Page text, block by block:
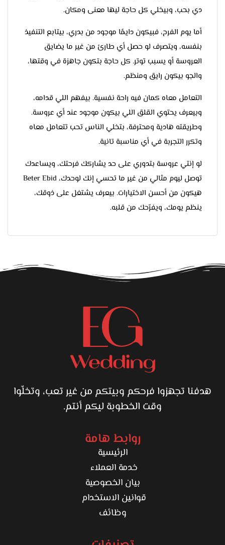
دي بحب، وبيخلي كل حاجة ليها معنى ومكان.
أما يوم الفرح، فبيكون دايمًا موجود من بدري، بيتابع التنفيذ
بنفسه، ويتصرف لو حصل أي طارئ من غير ما يضايق
العروسة أو يسبب توتر. كل حاجة بتكون جاهزة في وقتها،
والجو بيكون رايق ومنظم.
التعامل معاه كمان فيه راحة نفسية. بيفهم اللي قدامه،
وبيعرف يحتوي القلق اللي بيكون موجود عند أي عروسة.
وطريقته هادية ومحترفة، بتخلي الناس تحب تتعامل معاه
وتكرر التجربة في أي مناسبة تانية.
لو إنتي عروسة بتدوري على حد يشاركك فرحتك، ويساعدك
توصل ليوم مثالي من غير ما تحسي إنك لوحدك، Beter Ebid
هيكون من أحسن الاختيارات. بيعرف يشتغل على ذوقك،
ينظم يومك، ويفرّحك من قلبه.
هدفنا تجهزوا فرحكم وبيتكم من غير تعب، وتخلّوا
وقت الخطوبة ليكم أنتم.
روابط هامة
الرئيسية
خدمة العملاء
بيان الخصوصية
قوانين الاستخدام
وظائف